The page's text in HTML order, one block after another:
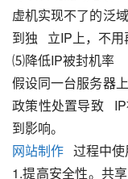
虚机实现不了的泛
到独   立IP上，不用
⑸降低IP被封机率
假设同一台服务器
政策性处置导致
到影响。
网站制作
过程中
1.提高安全性。共